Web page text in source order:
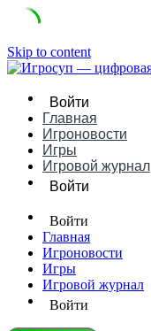
Skip to content
Войти
Главная
Игроновости
Игры
Игровой журнал
Войти
Войти
Главная
Игроновости
Игры
Игровой журнал
Войти